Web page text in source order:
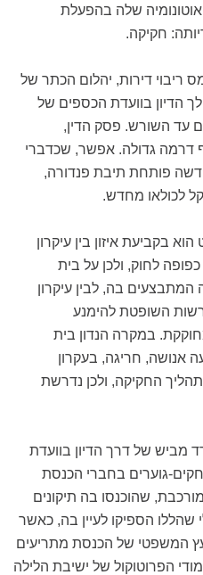
שלה בהפעלת
חקיקה.
דירות, יהלום הכתר של
הדיון בוועדת הכספים של
עד השורש. פסק הדין,
חושף דרמה גדולה. אפשר, שכדברי
פותחת תיבת פנדורה,
לכולאו מחדש.
בקביעת איזון בין עיקרון
לחוק, ולכן על בית
בה, לבין עיקרון
השופטת להימנע
במקרה הנדון בית
אנושה, חריגה, בעקרון
החקיקה, ולכן נדרשת
מביש של דרך הדיון בוועדת
גוערים בחברי הכנסת
שהוכנסו בה תיקונים
הספיקו לעיין בה, כאשר
המשפטי של הכנסת מתריעים
הפרוטוקול של ישיבת הלילה